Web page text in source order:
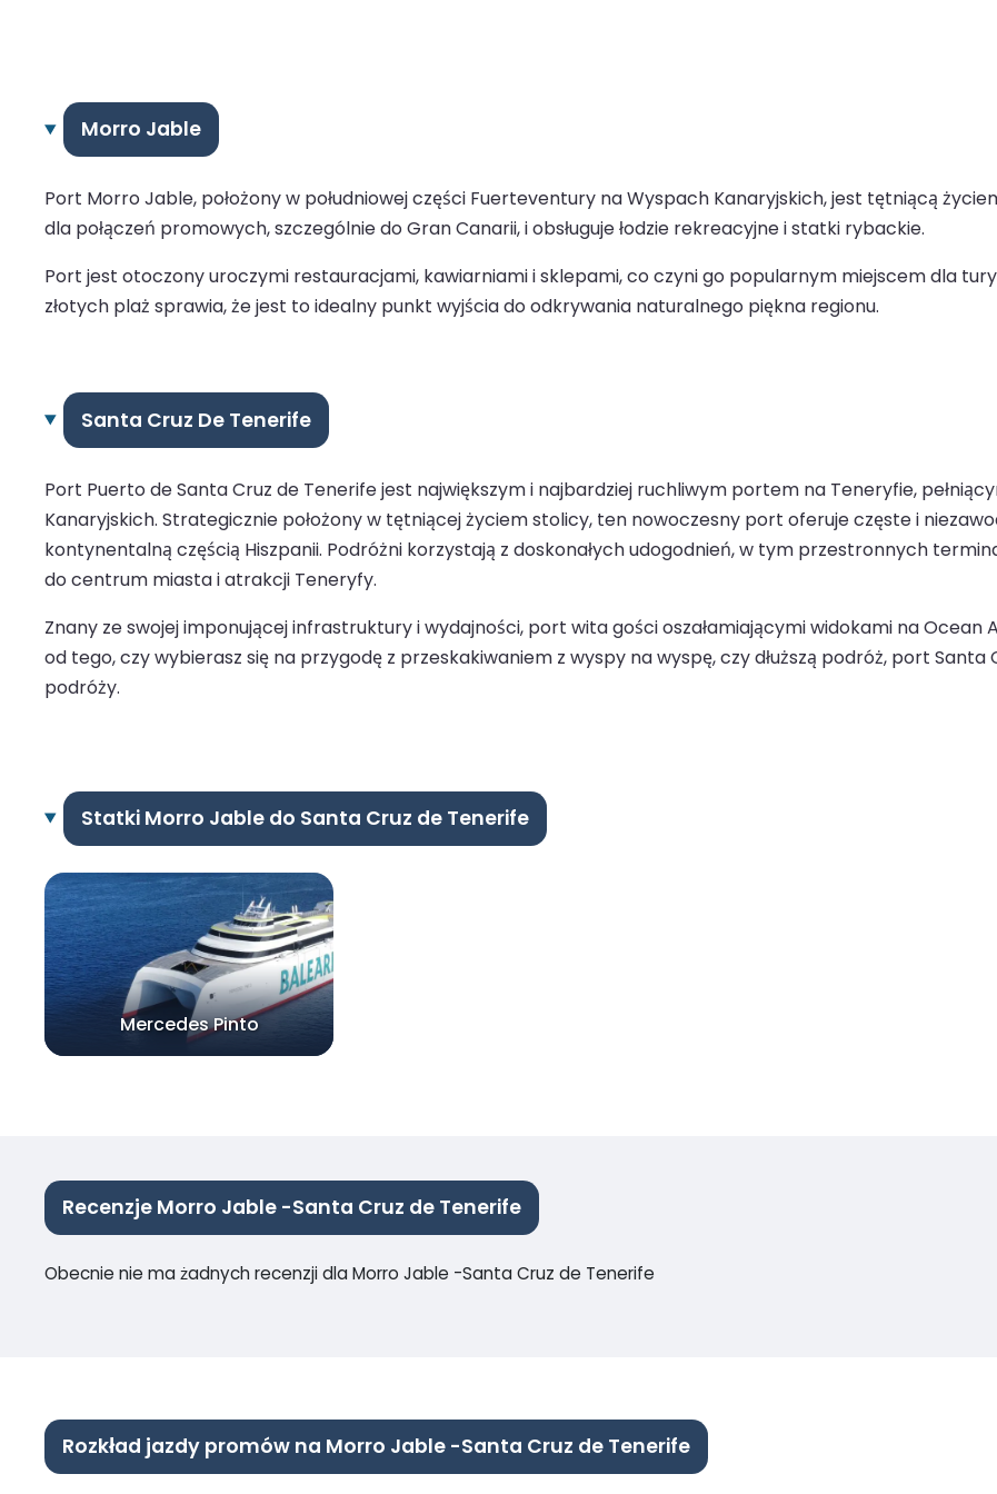
Morro Jable
Port Morro Jable, położony w południowej części Fuerteventury na Wyspach Kanaryjskich, jest tętniącą
dla połączeń promowych, szczególnie do Gran Canarii, i obsługuje łodzie rekreacyjne i statki rybackie.
Port jest otoczony uroczymi restauracjami, kawiarniami i sklepami, co czyni go popularnym miejscem dla
złotych plaż sprawia, że jest to idealny punkt wyjścia do odkrywania naturalnego piękna regionu.
Santa Cruz De Tenerife
Port Puerto de Santa Cruz de Tenerife jest największym i najbardziej ruchliwym portem na Teneryfie,
Kanaryjskich. Strategicznie położony w tętniącej życiem stolicy, ten nowoczesny port oferuje częste i
kontynentalną częścią Hiszpanii. Podróżni korzystają z doskonałych udogodnień, w tym przestronnych
do centrum miasta i atrakcji Teneryfy.
Znany ze swojej imponującej infrastruktury i wydajności, port wita gości oszałamiającymi widokami na Ocean
od tego, czy wybierasz się na przygodę z przeskakiwaniem z wyspy na wyspę, czy dłuższą podróż, port
podróży.
Statki Morro Jable do Santa Cruz de Tenerife
Mercedes Pinto
Recenzje Morro Jable -Santa Cruz de Tenerife
Obecnie nie ma żadnych recenzji dla Morro Jable -Santa Cruz de Tenerife
Rozkład jazdy promów na Morro Jable -Santa Cruz de Tenerife